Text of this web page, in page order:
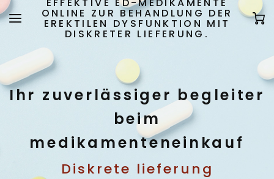
ONLINE ZUR BEHANDLUNG DER
EREKTILEN DYSFUNKTION MIT
DISKRETER LIEFERUNG.
Ihr zuverlässiger begleiter
beim
medikamenteneinkauf
Diskrete lieferung